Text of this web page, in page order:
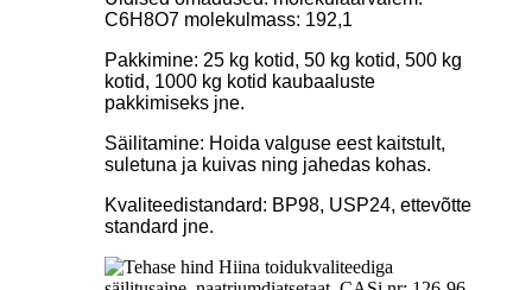
C6H8O7 molekulmass: 192,1
Pakkimine: 25 kg kotid, 50 kg kotid, 500 kg
kotid, 1000 kg kotid kaubaaluste
pakkimiseks jne.
Säilitamine: Hoida valguse eest kaitstult,
suletuna ja kuivas ning jahedas kohas.
Kvaliteedistandard: BP98, USP24, ettevõtte
standard jne.